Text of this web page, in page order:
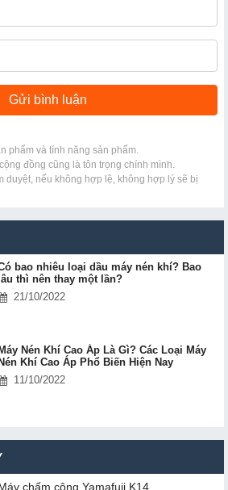
phẩm và tính năng sản phẩm.
đồng cũng là tôn trọng chính mình.
duyệt, nếu không hợp lệ, không hợp lý sẽ bị
bao nhiêu loại dầu máy nén khí? Bao
lâu thì nên thay một lần?
21/10/2022
Máy Nén Khí Cao Áp Là Gì? Các Loại Máy
Nén Khí Cao Áp Phổ Biến Hiện Nay
11/10/2022
chấm cô​ng Yamafuji K14